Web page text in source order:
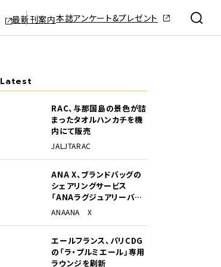
最新刊案内本誌アンケート&プレゼント
Latest
RAC、与那国島の景色が詰
まったタオルハンカチを機
内にて販売
JALJTARAC
ANA X、ブランドバッグの
シェアリングサービス
「ANAラグジュアリーバッ
グ」開始
ANAANA X
エールフランス、パリCDG
の「ラ・プルミエール」専用
ラウンジを刷新